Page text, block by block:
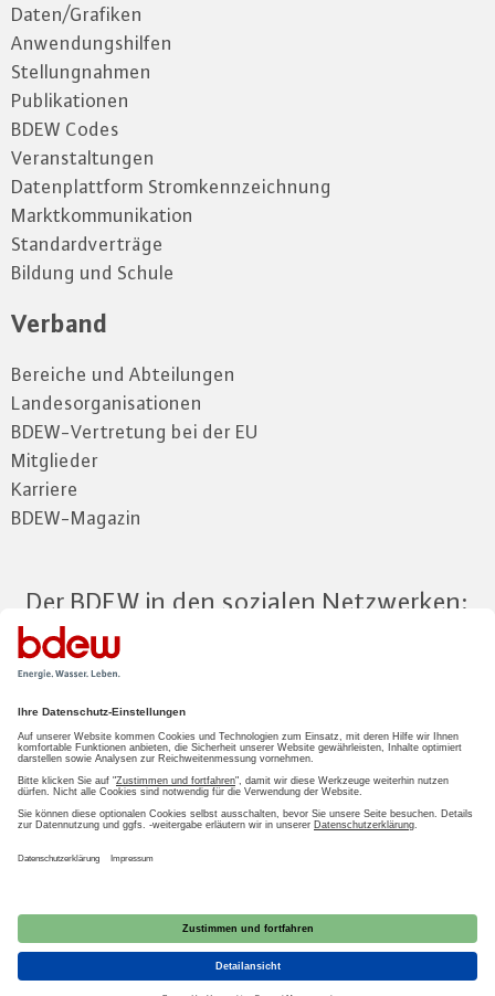
Daten/Grafiken
Anwendungshilfen
Stellungnahmen
Publikationen
BDEW Codes
Veranstaltungen
Datenplattform Stromkennzeichnung
Marktkommunikation
Standardverträge
Bildung und Schule
Verband
Bereiche und Abteilungen
Landesorganisationen
BDEW-Vertretung bei der EU
Mitglieder
Karriere
BDEW-Magazin
Der BDEW in den sozialen Netzwerken:
Zum Mitgliederbereich
LOGIN
2026 BDEW
Impressum|Datenschutz